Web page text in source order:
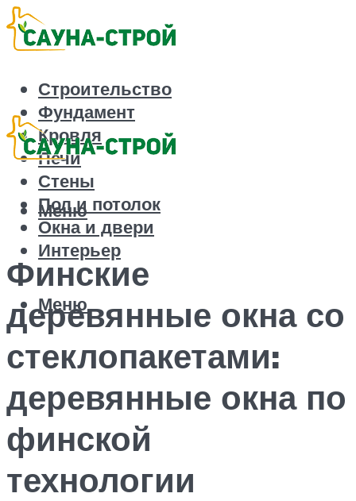
Строительство
Фундамент
Кровля
Печи
Стены
Пол и потолок
Окна и двери
Интерьер
Меню
Меню
Финские
деревянные окна со
стеклопакетами:
деревянные окна по
финской
технологии